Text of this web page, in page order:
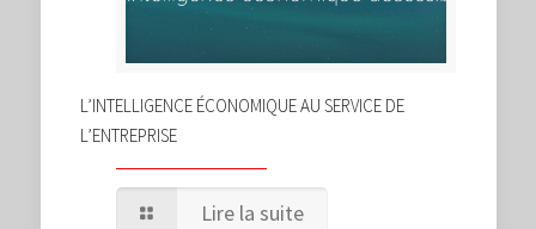
L’INTELLIGENCE ÉCONOMIQUE AU SERVICE DE
L’ENTREPRISE
Lire la suite